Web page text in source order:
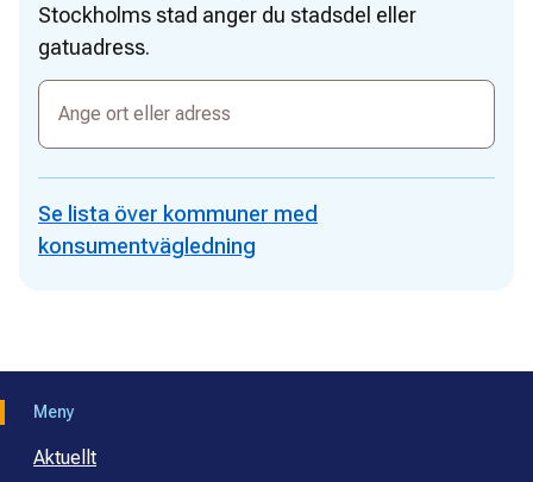
Stockholms stad anger du stadsdel eller
gatuadress.
Ange
eller
adress
Se lista över kommuner med
konsumentvägledning
Meny
Aktuellt